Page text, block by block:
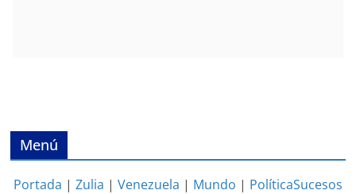
Menú
Portada | Zulia | Venezuela | Mundo | PolíticaSucesos